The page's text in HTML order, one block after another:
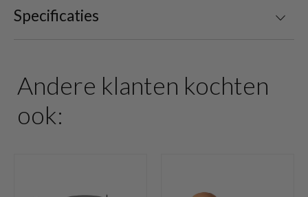
Specificaties
Andere klanten kochten
ook: